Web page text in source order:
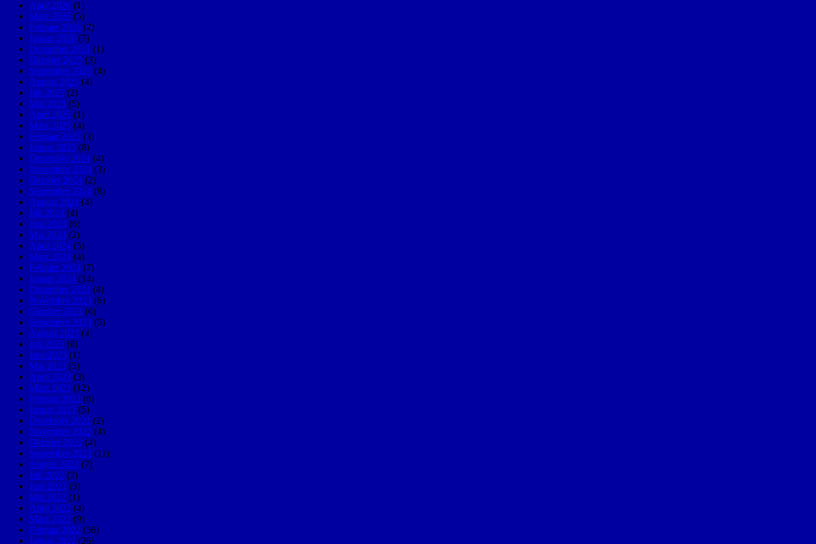
April 2026 (1)
März 2026 (5)
Februar 2026 (2)
Januar 2026 (7)
Dezember 2025 (1)
Oktober 2025 (3)
September 2025 (4)
August 2025 (4)
Juli 2025 (2)
Mai 2025 (5)
April 2025 (1)
März 2025 (4)
Februar 2025 (3)
Januar 2025 (8)
Dezember 2024 (4)
November 2024 (3)
Oktober 2024 (2)
September 2024 (8)
August 2024 (4)
Juli 2024 (4)
Juni 2024 (6)
Mai 2024 (2)
April 2024 (5)
März 2024 (4)
Februar 2024 (7)
Januar 2024 (14)
Dezember 2023 (4)
November 2023 (6)
Oktober 2023 (6)
September 2023 (5)
August 2023 (4)
Juli 2023 (8)
Juni 2023 (1)
Mai 2023 (5)
April 2023 (3)
März 2023 (12)
Februar 2023 (6)
Januar 2023 (5)
Dezember 2022 (2)
November 2022 (4)
Oktober 2022 (4)
September 2022 (11)
August 2022 (7)
Juli 2022 (3)
Juni 2022 (3)
Mai 2022 (1)
April 2022 (4)
März 2022 (9)
Februar 2022 (56)
Januar 2022 (26)